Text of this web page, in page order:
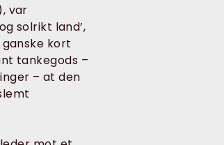
var
solrikt land’,
kort
tankegods –
– at den